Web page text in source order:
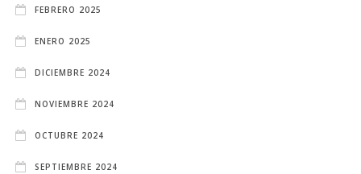
FEBRERO 2025
ENERO 2025
DICIEMBRE 2024
NOVIEMBRE 2024
OCTUBRE 2024
SEPTIEMBRE 2024